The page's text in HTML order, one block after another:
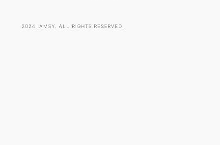
2024 IAMSY. ALL RIGHTS RESERVED.